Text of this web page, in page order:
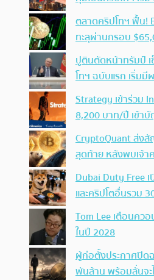
ตลาดคริปโทฯ ฟื้น!
ทะลุผ่านกรอบ
ปูตินตัดหน้าทรัมป์
โทฯ ฉบับแรก เริ่ม
Strategy เข้าร่วม
8,200 บาท/ปี เข้า
CryptoQuant ส่ง
สุดท้าย หลังพบเจ้าค
Dubai Duty Free
และคริปโตอื่นรวม
Tom Lee เตือนคว
ในปี 2028
ผู้ก่อตั้งประกาศปิด
พันล้าน พร้อมลั่นจะ